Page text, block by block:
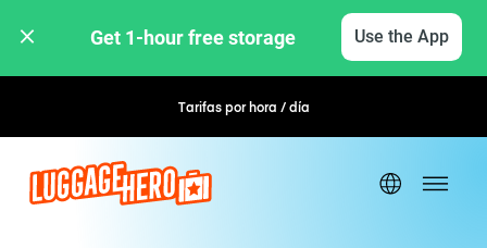
Get 1-hour free storage Use the App
Tarifas por hora / día Reserva flexible